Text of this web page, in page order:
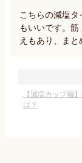
こちらの減塩
もいいです。
えもあり、まと
【減塩カップ麺
は？